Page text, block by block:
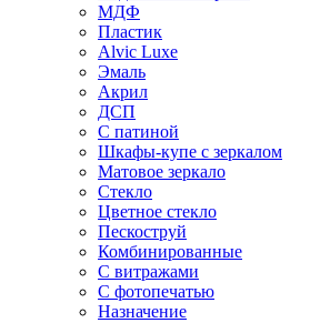
МДФ
Пластик
Alvic Luxe
Эмаль
Акрил
ДСП
С патиной
Шкафы-купе с зеркалом
Матовое зеркало
Стекло
Цветное стекло
Пескоструй
Комбинированные
С витражами
С фотопечатью
Назначение